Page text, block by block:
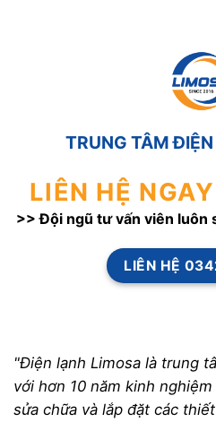
TRUNG TÂM
LIÊN HỆ
>> Đội ngũ tư vấn viên luôn
LIÊN HỆ
"Điện lạnh Limosa là trung
với hơn 10 năm kinh
sửa chữa và lắp đặt các